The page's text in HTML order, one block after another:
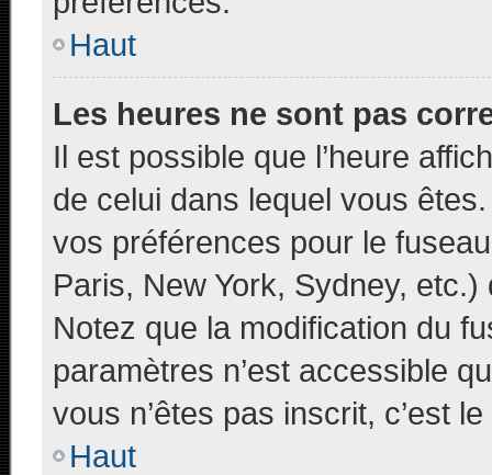
Haut
Les heures ne sont pas
Il est possible que l’heure
de celui dans lequel vous
vos préférences pour le
Paris, New York, Sydney, etc.)
Notez que la modification du
paramètres n’est accessible
vous n’êtes pas inscrit, c’est
Haut